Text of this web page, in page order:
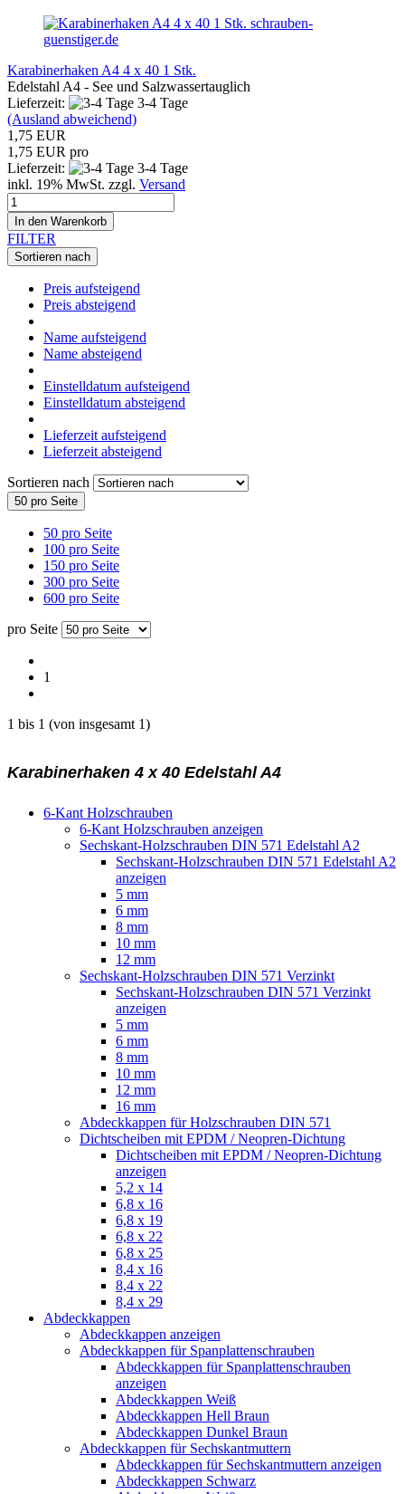
schrauben-
guenstiger.de
Karabinerhaken A4 4 x 40 1 Stk.
Edelstahl A4 - See und Salzwassertauglich
Lieferzeit:
3-4 Tage
(Ausland abweichend)
1,75 EUR
1,75 EUR pro
Lieferzeit:
3-4 Tage
inkl. 19% MwSt. zzgl. Versand
In den Warenkorb
FILTER
Sortieren nach
Preis aufsteigend
Preis absteigend
Name aufsteigend
Name absteigend
Einstelldatum aufsteigend
Einstelldatum absteigend
Lieferzeit aufsteigend
Lieferzeit absteigend
Sortieren nach
50 pro Seite
50 pro Seite
100 pro Seite
150 pro Seite
300 pro Seite
600 pro Seite
pro Seite
1
1 bis 1 (von insgesamt 1)
Karabinerhaken 4 x 40 Edelstahl A4
6-Kant Holzschrauben
6-Kant Holzschrauben anzeigen
Sechskant-Holzschrauben DIN 571 Edelstahl A2
Sechskant-Holzschrauben DIN 571 Edelstahl A2
anzeigen
5 mm
6 mm
8 mm
10 mm
12 mm
Sechskant-Holzschrauben DIN 571 Verzinkt
Sechskant-Holzschrauben DIN 571 Verzinkt
anzeigen
5 mm
6 mm
8 mm
10 mm
12 mm
16 mm
Abdeckkappen für Holzschrauben DIN 571
Dichtscheiben mit EPDM / Neopren-Dichtung
Dichtscheiben mit EPDM / Neopren-Dichtung
anzeigen
5,2 x 14
6,8 x 16
6,8 x 19
6,8 x 22
6,8 x 25
8,4 x 16
8,4 x 22
8,4 x 29
Abdeckkappen
Abdeckkappen anzeigen
Abdeckkappen für Spanplattenschrauben
Abdeckkappen für Spanplattenschrauben
anzeigen
Abdeckkappen Weiß
Abdeckkappen Hell Braun
Abdeckkappen Dunkel Braun
Abdeckkappen für Sechskantmuttern
Abdeckkappen für Sechskantmuttern anzeigen
Abdeckkappen Schwarz